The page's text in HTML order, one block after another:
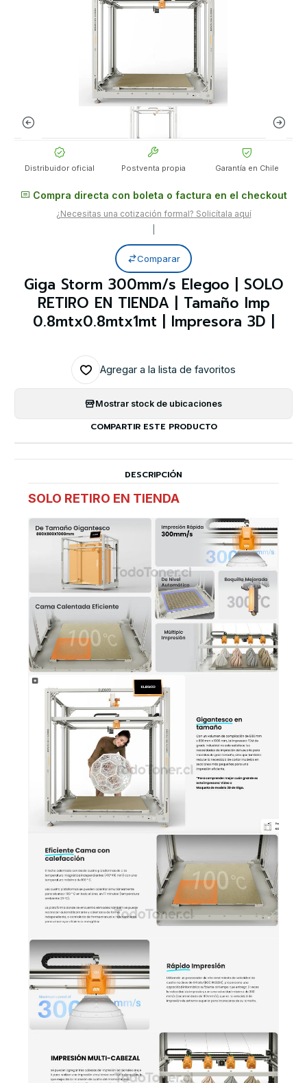
Distribuidor oficial Postventa propia Garantía en Chile
Compra directa con boleta o factura en el checkout
¿Necesitas una cotización formal? Solicítala aquí
Comparar
Giga Storm 300mm/s Elegoo | SOLO
RETIRO EN TIENDA | Tamaño Imp
0.8mtx0.8mtx1mt | Impresora 3D |
Agregar a la lista de favoritos
Mostrar stock de ubicaciones
COMPARTIR ESTE PRODUCTO
DESCRIPCIÓN
SOLO RETIRO EN TIENDA